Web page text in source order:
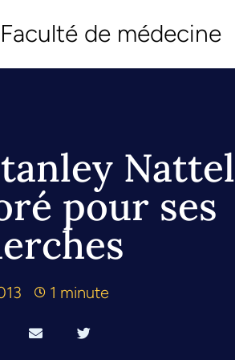
Faculté de médecine
Nattel
pour ses
1 minute